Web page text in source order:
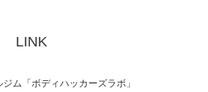
らぼ」さんに…
LINK
ム「ボディハッカーズラボ」